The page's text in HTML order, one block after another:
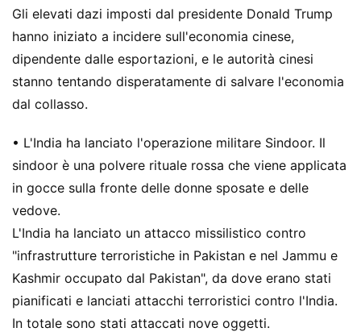
Gli elevati dazi imposti dal presidente Donald Trump
hanno iniziato a incidere sull'economia cinese,
dipendente dalle esportazioni, e le autorità cinesi
stanno tentando disperatamente di salvare l'economia
dal collasso.
• L'India ha lanciato l'operazione militare Sindoor. Il
sindoor è una polvere rituale rossa che viene applicata
in gocce sulla fronte delle donne sposate e delle
vedove.
L'India ha lanciato un attacco missilistico contro
"infrastrutture terroristiche in Pakistan e nel Jammu e
Kashmir occupato dal Pakistan", da dove erano stati
pianificati e lanciati attacchi terroristici contro l'India.
In totale sono stati attaccati nove oggetti.